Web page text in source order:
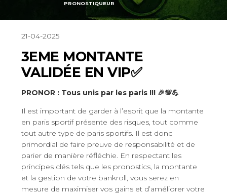
PRONOSTIQUEUR
21-04-2025
3EME MONTANTE
VALIDÉE EN VIP✅
PRONOR : Tous unis par les paris !!! 🎉💯💪
Il est important de garder à l’esprit que la montante
en paris sportif présente des risques, tout comme
tout autre type de paris sportifs. Il est donc
primordial de faire preuve de responsabilité et de
parier de manière réfléchie. En respectant les
principes clés tels que les pronostics, la montante
et la gestion de votre bankroll, vous serez en
mesure de maximiser vos gains et d’améliorer votre